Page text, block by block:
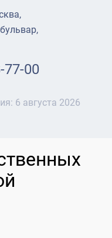
77-00
6 августа 2026